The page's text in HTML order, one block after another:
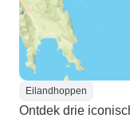
Eilandhoppen
Ontdek drie